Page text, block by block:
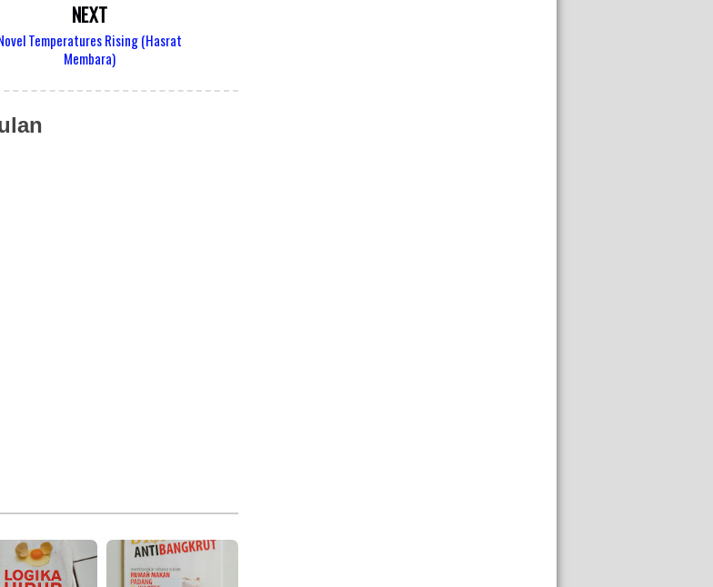
NEXT
Temperatures Rising (Hasrat
Membara)